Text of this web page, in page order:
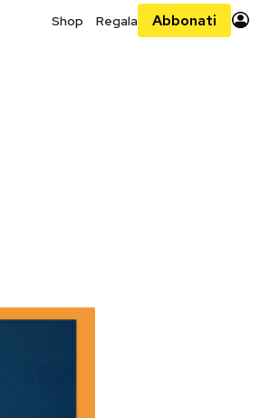
Shop Regala Abbonati